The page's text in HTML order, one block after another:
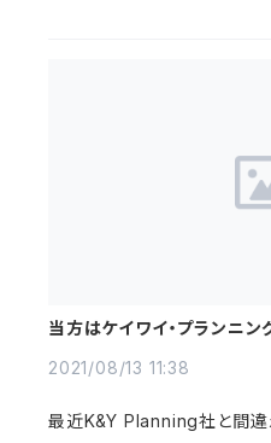
当方はケイワイ・プランニ
2021/08/13 11:38
最近K&Y Planning社と間違